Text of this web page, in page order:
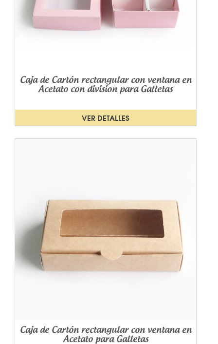
Caja de Cartón rectangular con ventana en
Acetato con division para Galletas
VER DETALLES
Caja de Cartón rectangular con ventana en
Acetato para Galletas